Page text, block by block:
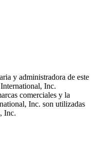
y administradora de este
International, Inc.
comerciales y la
Inc. son utilizadas
Inc.